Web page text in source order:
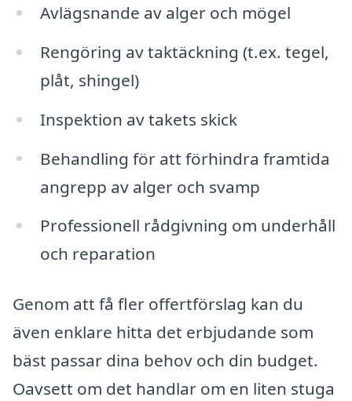
Avlägsnande av alger och mögel
Rengöring av taktäckning (t.ex. tegel,
plåt, shingel)
Inspektion av takets skick
Behandling för att förhindra framtida
angrepp av alger och svamp
Professionell rådgivning om underhåll
och reparation
Genom att få fler offertförslag kan du
även enklare hitta det erbjudande som
bäst passar dina behov och din budget.
Oavsett om det handlar om en liten stuga